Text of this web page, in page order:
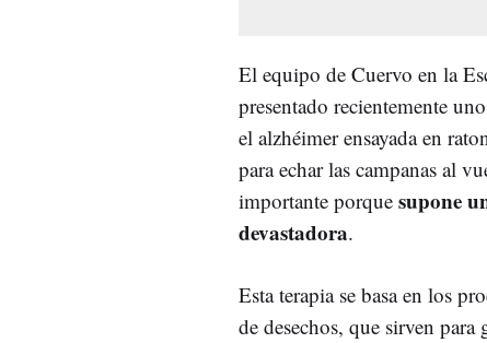
El equipo de Cuervo en la
presentado recientemente
el alzhéimer ensayada en
para echar las campanas al
importante porque supone
devastadora.
Esta terapia se basa en los
de desechos, que sirven